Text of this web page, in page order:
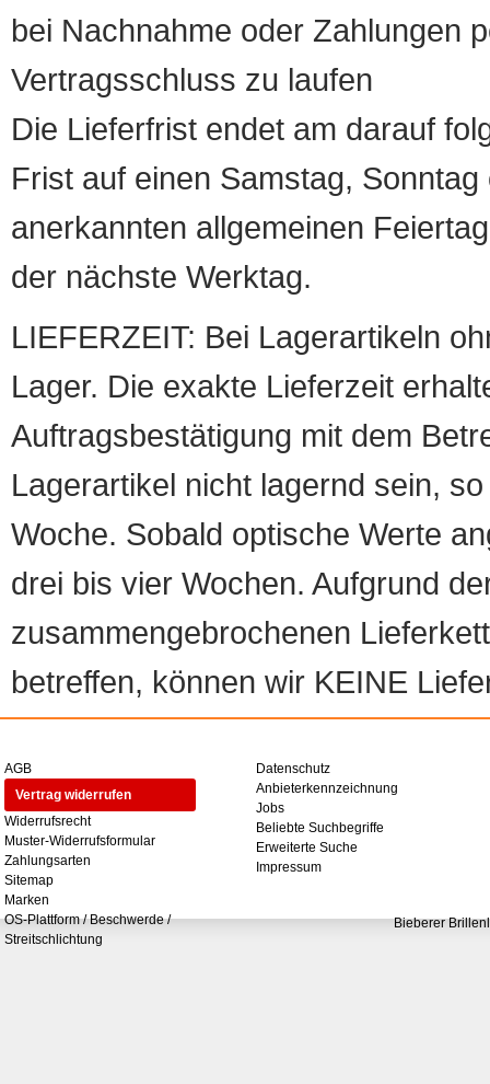
bei Nachnahme oder Zahlungen
Vertragsschluss zu laufen
Die Lieferfrist endet am darauf
Frist auf einen Samstag,
anerkannten allgemeinen
der nächste Werktag.
LIEFERZEIT: Bei Lagerartikeln
Lager. Die exakte Lieferzeit
Auftragsbestätigung mit dem
Lagerartikel nicht lagernd sein,
Woche. Sobald optische Werte
drei bis vier Wochen. Aufgrund
zusammengebrochenen
betreffen, können wir KEINE
AGB
Vertrag widerrufen
Widerrufsrecht
Muster-Widerrufsformular
Zahlungsarten
Sitemap
Marken
OS-Plattform / Beschwerde /
Streitschlichtung
Datenschutz
Anbieterkennzeichnung
Jobs
Beliebte Suchbegriffe
Erweiterte Suche
Impressum
Bieberer